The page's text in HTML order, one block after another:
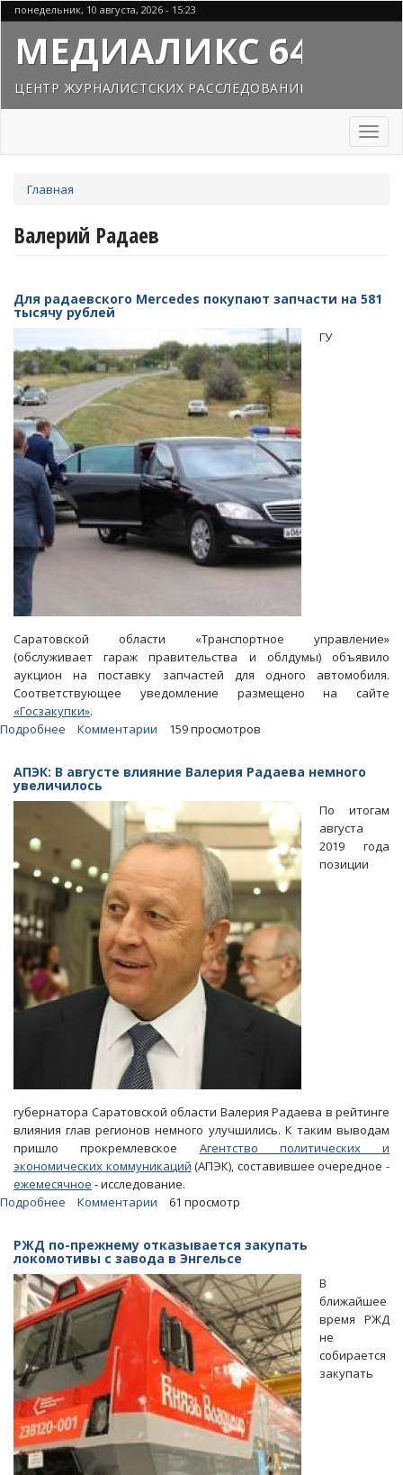
Перейти
к
основному
содержанию
понедельник, 10 августа, 2026 - 15:23
МЕДИАЛИКС 64
ЦЕНТР ЖУРНАЛИСТСКИХ РАССЛЕДОВАНИЙ
Toggle
здесь
Главная
Валерий Радаев
Для радаевского Mercedes покупают запчасти на 581
тысячу рублей
ГУ
Саратовской области «Транспортное управление»
(обслуживает гараж правительства и облдумы) объявило
аукцион на поставку запчастей для одного автомобиля.
Соответствующее уведомление размещено на сайте
«Госзакупки».
Подробнее
Mercedes
покупают
запчасти
581
тысячу
рублей
Комментарии 159 просмотров
АПЭК: В августе влияние Валерия Радаева немного
увеличилось
По итогам
августа
2019 года
позиции
губернатора Саратовской области Валерия Радаева в рейтинге
влияния глав регионов немного улучшились. К таким выводам
пришло прокремлевское Агентство политических и
экономических коммуникаций (АПЭК), составившее очередное -
ежемесячное - исследование.
Подробнее
августе
влияние
Валерия
Радаева
немного
увеличилось
Комментарии 61 просмотр
РЖД по-прежнему отказывается закупать
локомотивы с завода в Энгельсе
В
ближайшее
время РЖД
не
собирается
закупать